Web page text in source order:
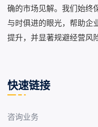
确的市场见解。我们始终
与时俱进的眼光，帮助企
提升，并显著规避经营风
快速链接
咨询业务